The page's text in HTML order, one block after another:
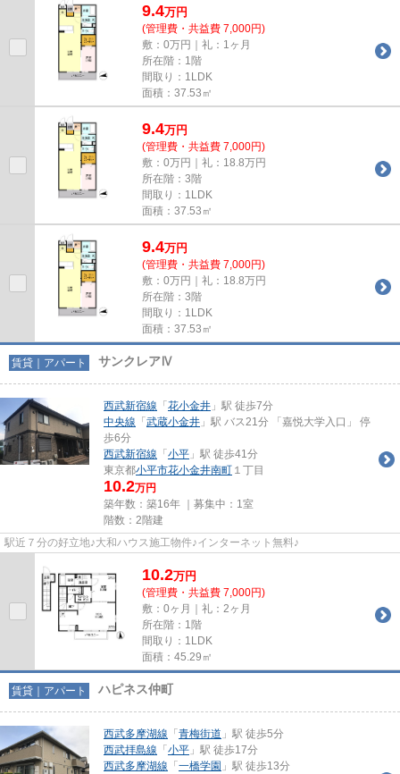
9.4万円
(管理費・共益費 7,000円)
敷：0万円｜礼：1ヶ月
所在階：1階
間取り：1LDK
面積：37.53㎡
9.4万円
(管理費・共益費 7,000円)
敷：0万円｜礼：18.8万円
所在階：3階
間取り：1LDK
面積：37.53㎡
9.4万円
(管理費・共益費 7,000円)
敷：0万円｜礼：18.8万円
所在階：3階
間取り：1LDK
面積：37.53㎡
賃貸｜アパート サンクレアⅣ
西武新宿線 「 花小金井 」駅 徒歩7分
中央線 「 武蔵小金井 」駅 バス21分 「嘉悦大学入口」 停
歩6分
西武新宿線 「 小平 」駅 徒歩41分
東京都小平市花小金井南町 １丁目
10.2万円
築年数：築16年 ｜募集中： 1室
階数：2階建
駅近７分の好立地♪大和ハウス施工物件♪インターネット無料♪
10.2万円
(管理費・共益費 7,000円)
敷：0ヶ月｜礼：2ヶ月
所在階：1階
間取り：1LDK
面積：45.29㎡
賃貸｜アパート ハピネス仲町
西武多摩湖線 「 青梅街道 」駅 徒歩5分
西武拝島線 「 小平 」駅 徒歩17分
西武多摩湖線 「 一橋学園 」駅 徒歩13分